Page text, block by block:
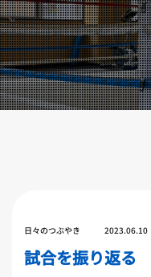
大
フ
日々のつぶやき 2023.06.10
試合を振り返る